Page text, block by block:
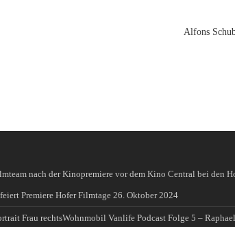
Alfons
Premiere Hofer Filmtage 26. Oktober 2024
Wohnmobil Vanlife Podcast Folge 5 –